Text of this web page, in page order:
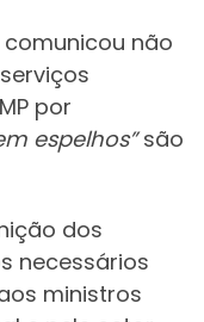
comunicou não
por
espelhos”são
dos
necessários
ministros